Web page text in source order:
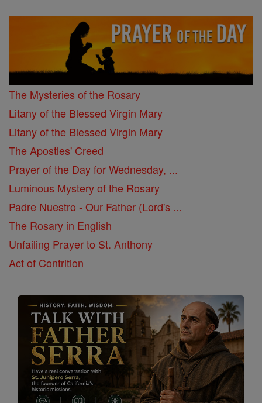
The Mysteries of the Rosary
Litany of the Blessed Virgin Mary
Litany of the Blessed Virgin Mary
The Apostles' Creed
Prayer of the Day for Wednesday, ...
Luminous Mystery of the Rosary
Padre Nuestro - Our Father (Lord's ...
The Rosary in English
Unfailing Prayer to St. Anthony
Act of Contrition